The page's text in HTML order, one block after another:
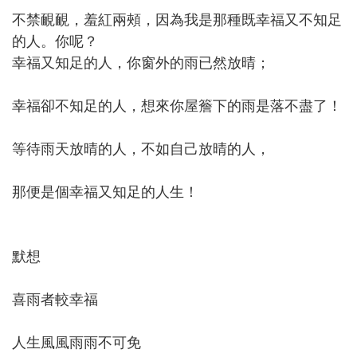
不禁靦靦，羞紅兩頰，因為我是那種既幸福又不知足
的人。你呢？
幸福又知足的人，你窗外的雨已然放晴；
幸福卻不知足的人，想來你屋簷下的雨是落不盡了！
等待雨天放晴的人，不如自己放晴的人，
那便是個幸福又知足的人生！
默想
喜雨者較幸福
人生風風雨雨不可免